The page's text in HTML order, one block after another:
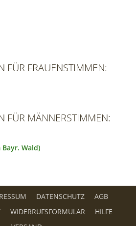
FÜR FRAUENSTIMMEN:
FÜR MÄNNERSTIMMEN:
Wald)
DATENSCHUTZ
AGB
WIDERRUFSFORMULAR
HILFE